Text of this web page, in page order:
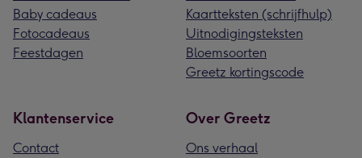
Baby cadeaus
Fotocadeaus
Feestdagen
Kaartteksten (schrijfhulp)
Uitnodigingsteksten
Bloemsoorten
Greetz kortingscode
Klantenservice
Contact
Over Greetz
Ons verhaal